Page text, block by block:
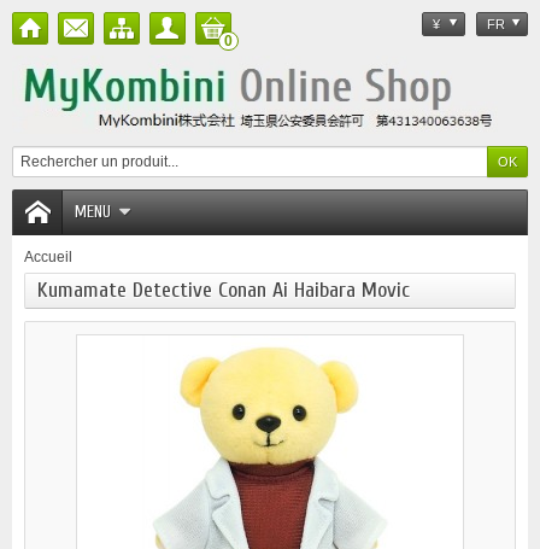
¥ FR
0
MENU
Accueil
Kumamate Detective Conan Ai Haibara Movic